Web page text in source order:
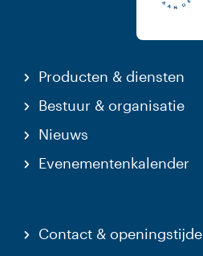
Producten & diensten
Bestuur & organisatie
Nieuws
Evenementenkalender
Contact &